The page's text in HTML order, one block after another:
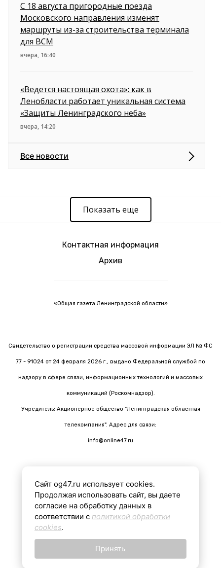
С 18 августа пригородные поезда
Московского направления изменят
маршруты из-за строительства терминала
для ВСМ
вчера, 16:40
«Ведется настоящая охота»: как в
Ленобласти работает уникальная система
«Защиты Ленинградского неба»
вчера, 14:20
Все новости
Показать еще
Контактная информация
Архив
«Общая газета Ленинградской области»
Свидетельство о регистрации средства массовой информации ЭЛ № ФС
77 - 91024 от 24 февраля 2026 г., выдано Федеральной службой по
надзору в сфере связи, информационных технологий и массовых
коммуникаций (Роскомнадзор).
Учредитель: Акционерное общество "Ленинградская областная
телекомпания". Адрес для связи:
info@online47.ru
Все материалы на сайте подготовлены с помощью ИИ
16+
Сайт og47.ru использует cookies.
Продолжая использовать сайт, вы даете
согласие на обработку данных в
соответствии с политикой обработки
cookies.
Принять